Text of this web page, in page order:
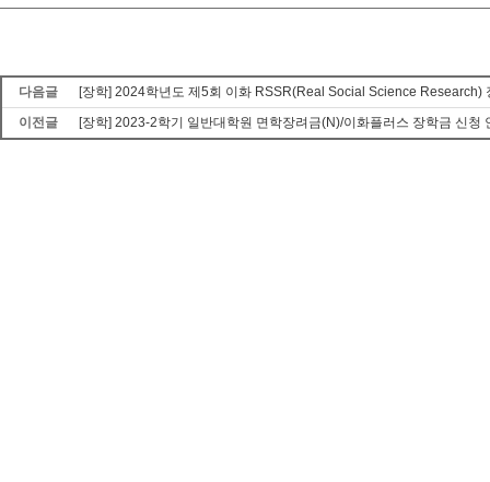
다음글
[장학] 2024학년도 제5회 이화 RSSR(Real Social Science Research)
이전글
[장학] 2023-2학기 일반대학원 면학장려금(N)/이화플러스 장학금 신청